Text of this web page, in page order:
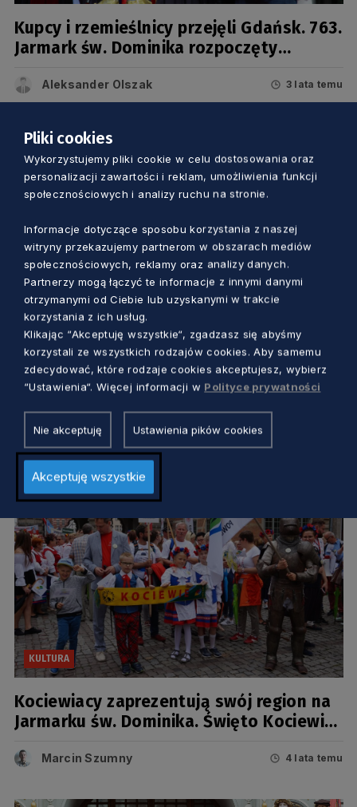
Kupcy i rzemieślnicy przejęli Gdańsk. 763.
Jarmark św. Dominika rozpoczęty
Aleksander Olszak 3 lata temu
KULTURA
Święto kupców i rzemieślników. 763.
Jarmark św. Dominika rozpocznie się już
KULTURA
Kociewiacy zaprezentują swój region na
Jarmarku św. Dominika. Święto Kociewia,
Marcin Szumny 4 lata temu
Pliki cookies
Wykorzystujemy pliki cookie w celu dostosowania oraz
personalizacji zawartości i reklam, umożliwienia funkcji
społecznościowych i analizy ruchu na stronie.
Informacje dotyczące sposobu korzystania z naszej
witryny przekazujemy partnerom w obszarach mediów
społecznościowych, reklamy oraz analizy danych.
Partnerzy mogą łączyć te informacje z innymi danymi
otrzymanymi od Ciebie lub uzyskanymi w trakcie
korzystania z ich usług.
Klikając “Akceptuję wszystkie“, zgadzasz się abyśmy
korzystali ze wszystkich rodzajów cookies. Aby samemu
zdecydować, które rodzaje cookies akceptujesz, wybierz
“Ustawienia“. Więcej informacji w Polityce prywatności
Nie akceptuję Ustawienia pików cookies
Akceptuję wszystkie